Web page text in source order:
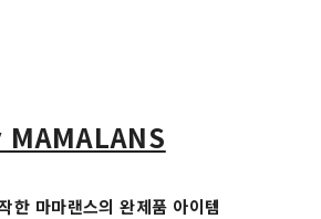
한 마마랜스의 완제품 아이템